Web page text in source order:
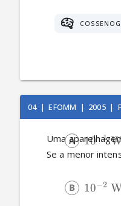
04 | EFOMM | 2005 |
Uma
Se a menor
10−1
10−2